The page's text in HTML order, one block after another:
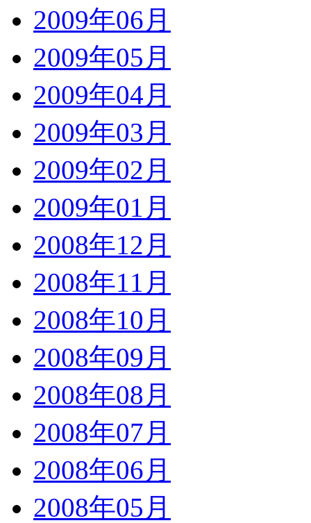
2009年06月
2009年05月
2009年04月
2009年03月
2009年02月
2009年01月
2008年12月
2008年11月
2008年10月
2008年09月
2008年08月
2008年07月
2008年06月
2008年05月